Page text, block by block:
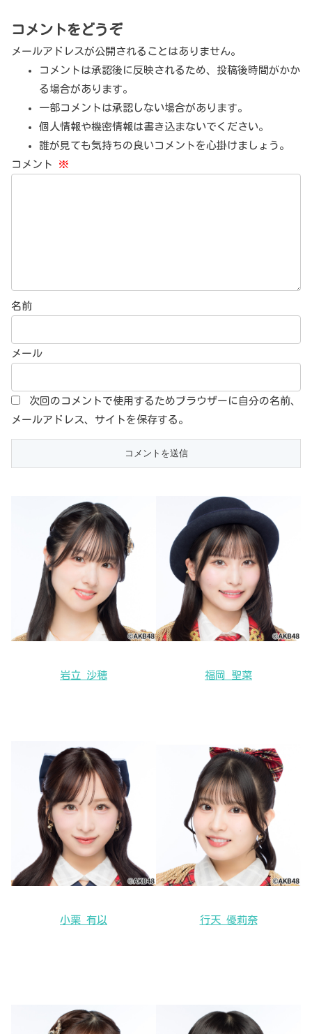
コメントをどうぞ
メールアドレスが公開されることはありません。
コメントは承認後に反映されるため、投稿後時間がかか
る場合があります。
一部コメントは承認しない場合があります。
個人情報や機密情報は書き込まないでください。
誰が見ても気持ちの良いコメントを心掛けましょう。
コメント ※
名前
メール
次回のコメントで使用するためブラウザーに自分の名前、
メールアドレス、サイトを保存する。
岩立 沙穂 福岡 聖菜
小栗 有以 行天 優莉奈